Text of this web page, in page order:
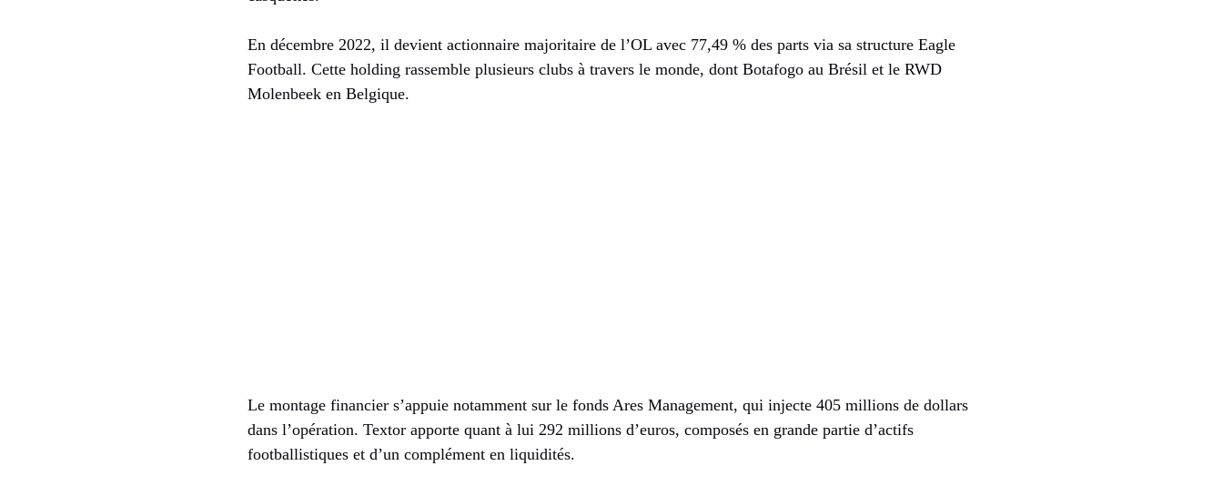
En décembre 2022, il devient actionnaire majoritaire de l’OL avec 77,49 % des parts via sa structure Eagle
Football. Cette holding rassemble plusieurs clubs à travers le monde, dont Botafogo au Brésil et le RWD
Molenbeek en Belgique.
Le montage financier s’appuie notamment sur le fonds Ares Management, qui injecte 405 millions de dollars
dans l’opération. Textor apporte quant à lui 292 millions d’euros, composés en grande partie d’actifs
footballistiques et d’un complément en liquidités.